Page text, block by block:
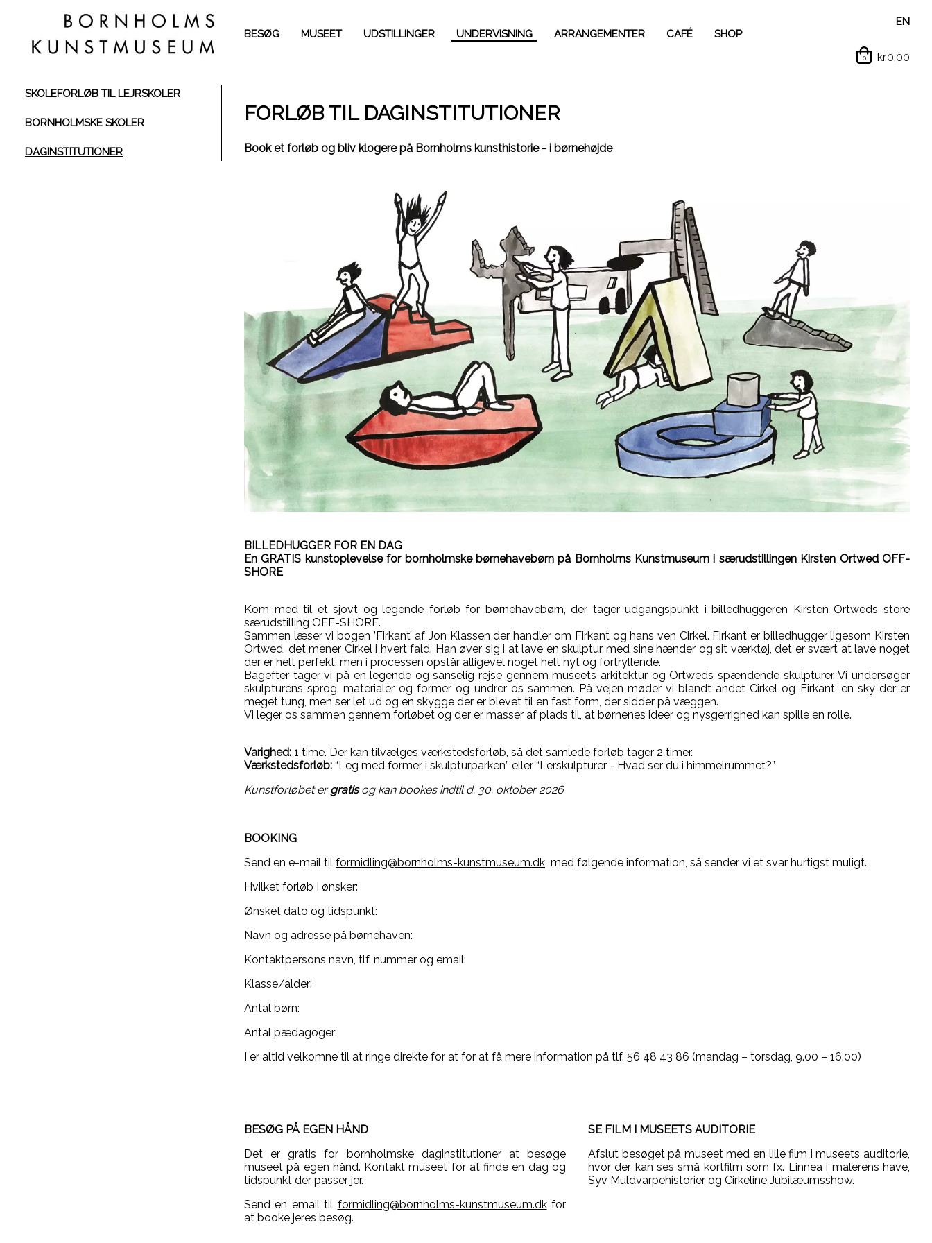
BESØG MUSEET UDSTILLINGER UNDERVISNING ARRANGEMENTER CAFÉ SHOP
EN
0 kr.0,00
SKOLEFORLØB TIL LEJRSKOLER
BORNHOLMSKE SKOLER
DAGINSTITUTIONER
FORLØB TIL DAGINSTITUTIONER
Book et forløb og bliv klogere på Bornholms kunsthistorie - i børnehøjde
BILLEDHUGGER FOR EN DAG
En GRATIS kunstoplevelse for bornholmske børnehavebørn på Bornholms Kunstmuseum i særudstillingen Kirsten Ortwed OFF-
SHORE
Kom med til et sjovt og legende forløb for børnehavebørn, der tager udgangspunkt i billedhuggeren Kirsten Ortweds store
særudstilling OFF-SHORE.
Sammen læser vi bogen ’Firkant’ af Jon Klassen der handler om Firkant og hans ven Cirkel. Firkant er billedhugger ligesom Kirsten
Ortwed, det mener Cirkel i hvert fald. Han øver sig i at lave en skulptur med sine hænder og sit værktøj, det er svært at lave noget
der er helt perfekt, men i processen opstår alligevel noget helt nyt og fortryllende.
Bagefter tager vi på en legende og sanselig rejse gennem museets arkitektur og Ortweds spændende skulpturer. Vi undersøger
skulpturens sprog, materialer og former og undrer os sammen. På vejen møder vi blandt andet Cirkel og Firkant, en sky der er
meget tung, men ser let ud og en skygge der er blevet til en fast form, der sidder på væggen.
Vi leger os sammen gennem forløbet og der er masser af plads til, at børnenes ideer og nysgerrighed kan spille en rolle.
Varighed: 1 time. Der kan tilvælges værkstedsforløb, så det samlede forløb tager 2 timer.
Værkstedsforløb: “Leg med former i skulpturparken” eller “Lerskulpturer - Hvad ser du i himmelrummet?”
Kunstforløbet ergratisog kan bookes indtil d. 30. oktober 2026
BOOKING
Send en e-mail til formidling@bornholms-kunstmuseum.dk med følgende information, så sender vi et svar hurtigst muligt.
Hvilket forløb I ønsker:
Ønsket dato og tidspunkt:
Navn og adresse på børnehaven:
Kontaktpersons navn, tlf. nummer og email:
Klasse/alder:
Antal børn:
Antal pædagoger:
I er altid velkomne til at ringe direkte for at for at få mere information på tlf. 56 48 43 86 (mandag – torsdag, 9.00 – 16.00)
BESØG PÅ EGEN HÅND
Det er gratis for bornholmske daginstitutioner at besøge
museet på egen hånd. Kontakt museet for at finde en dag og
tidspunkt der passer jer.
Send en email til formidling@bornholms-kunstmuseum.dkfor
at booke jeres besøg.
SE FILM I MUSEETS AUDITORIE
Afslut besøget på museet med en lille film i museets auditorie,
hvor der kan ses små kortfilm som fx. Linnea i malerens have,
Syv Muldvarpehistorier og Cirkeline Jubilæumsshow.